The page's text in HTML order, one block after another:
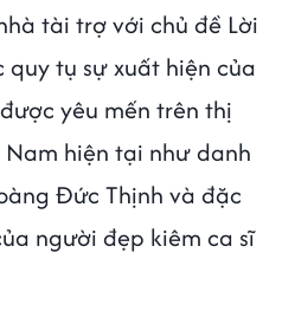
tài trợ với chủ đề Lời
tụ sự xuất hiện của
yêu mến trên thị
hiện tại như danh
Đức Thịnh và đặc
người đẹp kiêm ca sĩ